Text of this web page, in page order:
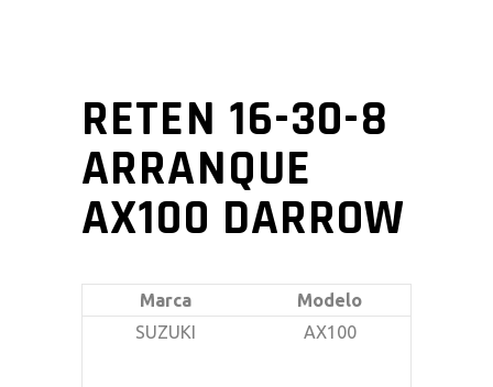
RETEN 16-30-8
ARRANQUE
AX100 DARROW
Marca
Modelo
SUZUKI
AX100